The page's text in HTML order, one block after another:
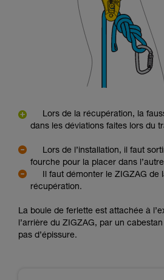
Lors de la récupération, la
dans les déviations faites lors du
Lors de l’installation, il faut
fourche pour la placer dans
Il faut démonter le ZIGZAG de
récupération.
La boule de ferlette est attachée à
l’arrière du ZIGZAG, par un
pas d’épissure.